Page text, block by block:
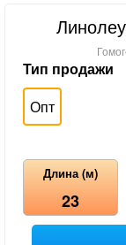
Тип продажи
Опт
Длина (м)
23